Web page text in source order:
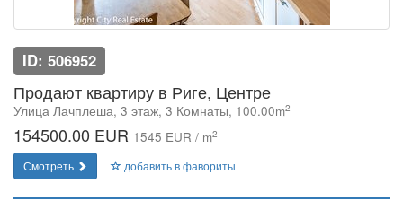
ID: 506952
Продают квартиру в Риге, Центре
Улица Лачплеша, 3 этаж, 3 Комнаты, 100.00m2
154500.00 EUR 1545 EUR / m2
Смотреть добавить в фавориты